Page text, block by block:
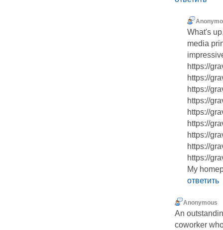
What's
media
https://
https://
https://
https://
https://
https://
https://
https://
https://
My
ответить
Anonymous
An
coworker